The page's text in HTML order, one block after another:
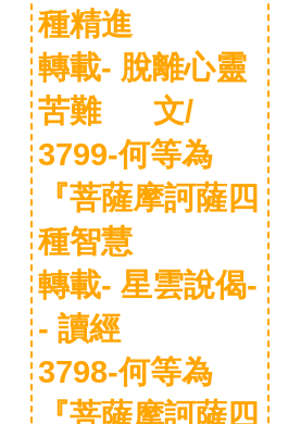
種精進
轉載- 脫離心靈
苦難 文/
3799-何等為
『菩薩摩訶薩四
種智慧
轉載- 星雲說偈-
- 讀經
3798-何等為
『菩薩摩訶薩四